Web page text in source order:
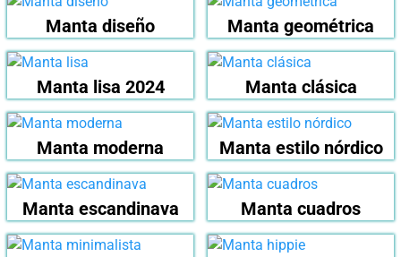
Manta diseño Manta geométrica
Manta lisa 2024 Manta clásica
Manta moderna Manta estilo nórdico
Manta escandinava Manta cuadros